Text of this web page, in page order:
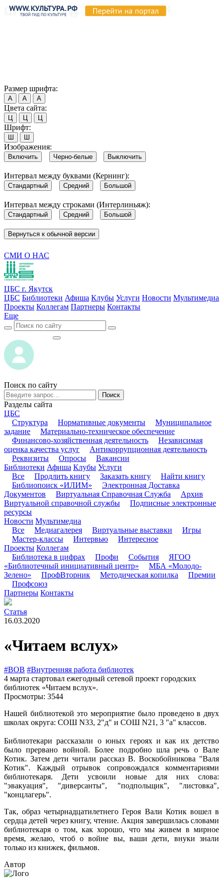
Размер шрифта:
А А А
Цвета сайта:
Ц Ц Ц
Шрифт:
Ш Ш
Изображения:
Включить Черно-белые Выключить
Интервал между буквами (Кернинг):
Стандартный Средний Большой
Интервал между строками (Интерлиньяж):
Стандартный Средний Большой
Вернуться к обычной версии
СМИ О НАС
ЦБС г. Якутск
ЦБС Библиотеки Афиша Клубы Услуги Новости Мультимедиа
Проекты Коллегам Партнеры Контакты
Еще
Поиск по сайту
Поиск
Разделы сайта
ЦБС
Структура
Нормативные документы
Муниципальное
задание
Материально-техническое обеспечение
Финансово-хозяйственная деятельность
Независимая
оценка качества услуг
Антикоррупционная деятельность
Реквизиты
Опросы
Вакансии
Библиотеки Афиша Клубы Услуги
Все
Продлить книгу Заказать книгу
Найти книгу
Библиопоиск «ИЛИМ»
Электронная Доставка
Документов
Виртуальная Справочная Служба
Архив
Виртуальной справочной службы
Подписные электронные
ресурсы
Новости Мультимедиа
Все
Медиагалерея Виртуальные выставки
Игры
Мастер-классы
Интервью
Интересное
Проекты Коллегам
Библиотека в цифрах
Профи События
ЯГОО
«Библиотечный инициативный центр»
МБА «Молодо-
Зелено»
ПрофВторник Методическая копилка
Премии
Профсоюз
Партнеры Контакты
Статья
16.03.2020
«Читаем вслух»
#ВОВ #Внутренняя работа библиотек
4 марта стартовал ежегодный сетевой проект городских
библиотек «Читаем вслух».
Просмотры: 3544
Нашей библиотекой это мероприятие было проведено в двух
школах округа: СОШ N33, 2"д" и СОШ N21, 3 "а" классов.
Библиотекари рассказали о юных героях и как их детство
было прервано войной. Более подробно шла речь о Вале
Котик. Затем дети читали рассказ В. Воскобойникова "Валя
Котик". Каждый отрывок сопровождался комментариями
библиотекаря. Дети усвоили новые для них слова:
"эвакуация", "диверсанты", "подпольщик", "листовка",
"концлагерь".
Так, образ четырнадцатилетнего Героя Вали Котик вошел в
сердца детей через книгу, чтение. Акция завершилась словами
библиотекаря о том, как хорошо, что мы живем в мирное
время, желаю, чтоб о войне вы, ваши дети, внуки знали
только из книжек, фильмов.
Автор